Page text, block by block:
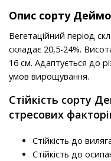
Опис сорту
Вегетаційний період
складає 20,5-24%.
16 см. Адаптується до
умов вирощування.
Стійкість сорту
стресових
Стійкість до
Стійкість до